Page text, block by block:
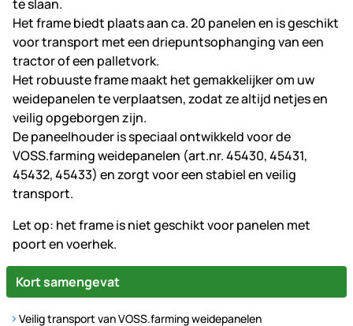
te slaan.
Het frame biedt plaats aan ca. 20 panelen en is geschikt
voor transport met een driepuntsophanging van een
tractor of een palletvork.
Het robuuste frame maakt het gemakkelijker om uw
weidepanelen te verplaatsen, zodat ze altijd netjes en
veilig opgeborgen zijn.
De paneelhouder is speciaal ontwikkeld voor de
VOSS.farming weidepanelen (art.nr. 45430, 45431,
45432, 45433) en zorgt voor een stabiel en veilig
transport.
Let op: het frame is niet geschikt voor panelen met
poort en voerhek.
Kort samengevat
Veilig transport van VOSS.farming weidepanelen